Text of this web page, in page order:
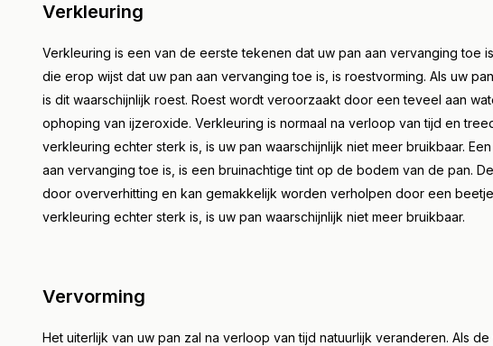
Verkleuring
Verkleuring is een van de eerste tekenen dat uw pan aan vervanging toe
die erop wijst dat uw pan aan vervanging toe is, is roestvorming. Als uw
is dit waarschijnlijk roest. Roest wordt veroorzaakt door een teveel aan
ophoping van ijzeroxide. Verkleuring is normaal na verloop van tijd en
verkleuring echter sterk is, is uw pan waarschijnlijk niet meer bruikbaar.
aan vervanging toe is, is een bruinachtige tint op de bodem van de pan.
door oververhitting en kan gemakkelijk worden verholpen door een
verkleuring echter sterk is, is uw pan waarschijnlijk niet meer bruikbaar.
Vervorming
Het uiterlijk van uw pan zal na verloop van tijd natuurlijk veranderen. Als